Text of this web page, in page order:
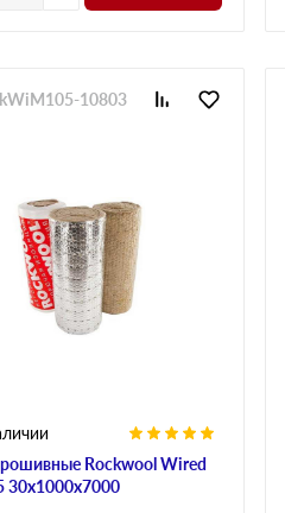
Rockwool Wired
30х1000х7000
10803